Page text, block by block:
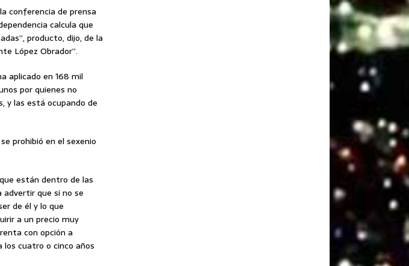
conferencia de prensa
calcula que
producto, dijo, de la
López Obrador”.
aplicado en 168 mil
por quienes no
y las está ocupando de
prohibió en el sexenio
están dentro de las
advertir que si no se
de él y lo que
a un precio muy
con opción a
cuatro o cinco años